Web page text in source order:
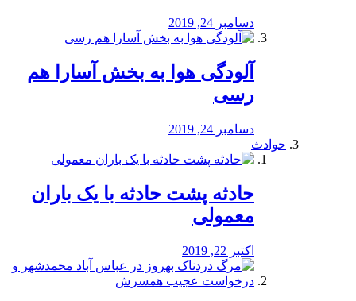
دسامبر 24, 2019
آلودگی هوا به بخش آسارا هم
رسی
دسامبر 24, 2019
حوادث
️حادثه پشت حادثه با یک باران
معمولی
اکتبر 22, 2019